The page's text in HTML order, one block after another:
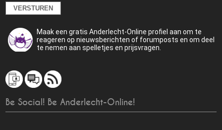
Maak een gratis Anderlecht-Online profiel aan om te
reageren op nieuwsberichten of forumposts en om deel
te nemen aan spelletjes en prijsvragen.
Be Social! Be Anderlecht-Online!